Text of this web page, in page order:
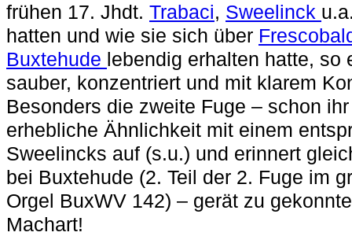
frühen 17. Jhdt. Trabaci, Sweelinck
hatten und wie sie sich über
Buxtehude lebendig erhalten hatte, so
sauber, konzentriert und mit klarem
Besonders die zweite Fuge – schon
erhebliche Ähnlichkeit mit einem
Sweelincks auf (s.u.) und erinnert
bei Buxtehude (2. Teil der 2. Fuge im
Orgel BuxWV 142) – gerät zu
Machart!